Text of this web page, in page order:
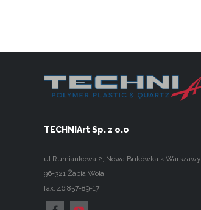
TECHNIArt Sp. z o.o
ul.Rumiankowa 2 Nowa Bukówka k.Warszawy
96-321 Żabia Wola
fax. 46 857-89-17